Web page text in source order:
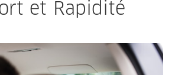
et Rapidité